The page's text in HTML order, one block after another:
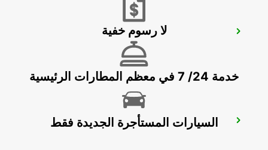
BAD HOMBURG
لا رسوم خفية
خدمة 24/ 7 في معظم المطارات الرئيسية
السيارات المستأجرة الجديدة فقط